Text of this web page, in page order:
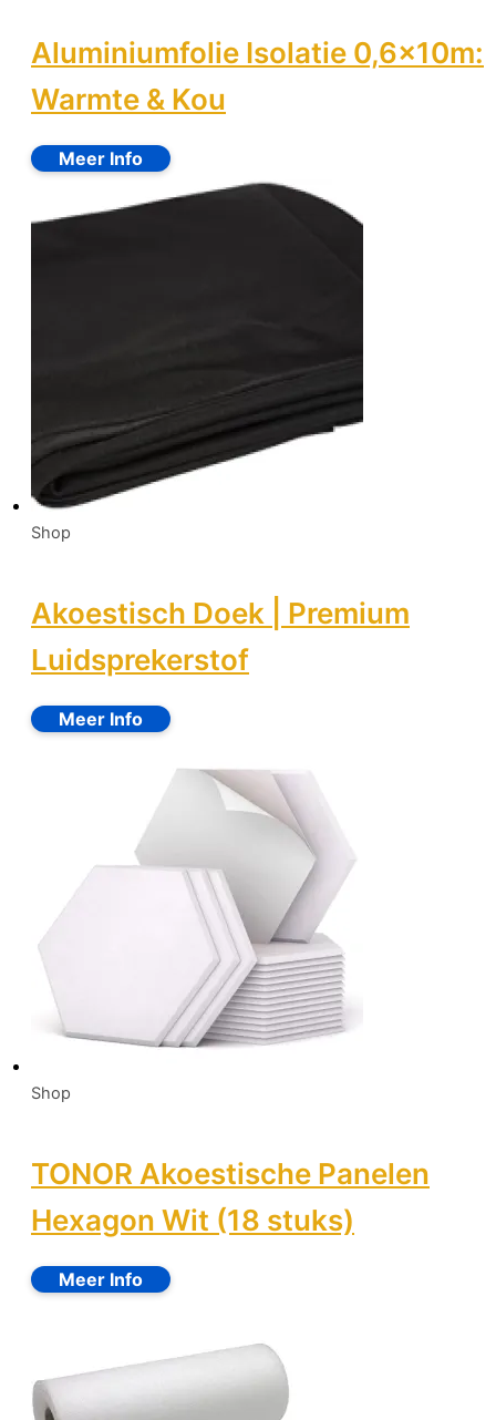
Aluminiumfolie Isolatie 0,6x10m:
Warmte & Kou
Shop
Akoestisch Doek | Premium
Luidsprekerstof
Shop
TONOR Akoestische Panelen
Hexagon Wit (18 stuks)